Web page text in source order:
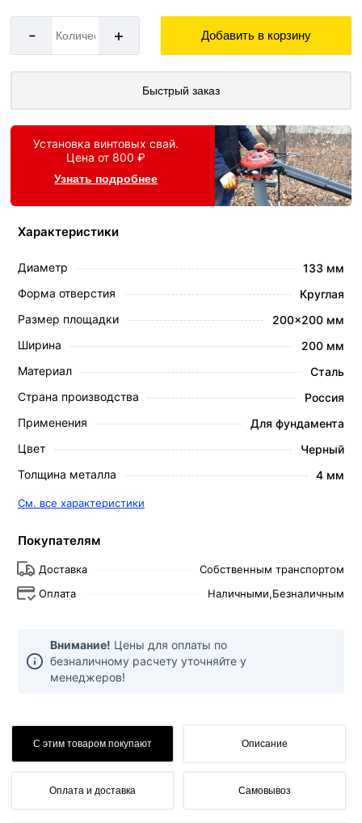
- + Добавить в корзину
Быстрый заказ
Установка винтовых свай.
Цена от 800 ₽
Узнать подробнее
Характеристики
Диаметр
133 мм
Форма отверстия
Круглая
Размер площадки
200x200 мм
Ширина
200 мм
Материал
Сталь
Страна производства
Россия
Применения
Для фундамента
Цвет
Черный
Толщина металла
4 мм
См. все характеристики
Покупателям
Доставка
Собственным транспортом
Оплата
Наличными,Безналичным
Внимание! Цены для оплаты по
безналичному расчету уточняйте у
менеджеров!
С этим товаром покупают Описание
Оплата и доставка Самовывоз